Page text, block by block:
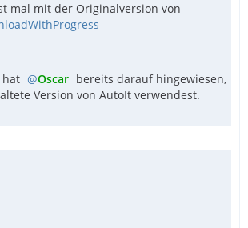
mal mit der Originalversion von
hat
Oscar bereits darauf hingewiesen,
Version von AutoIt verwendest.